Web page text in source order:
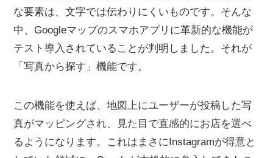
な要素は、文字では伝わりにくいものです。そんな
中、Googleマップのスマホアプリに革新的な機能が
テスト導入されていることが判明しました。それが
「写真から探す」機能です。
この機能を使えば、地図上にユーザーが投稿した写
真がマッピングされ、見た目で直感的にお店を選べ
るようになります。これはまさにInstagramが得意と